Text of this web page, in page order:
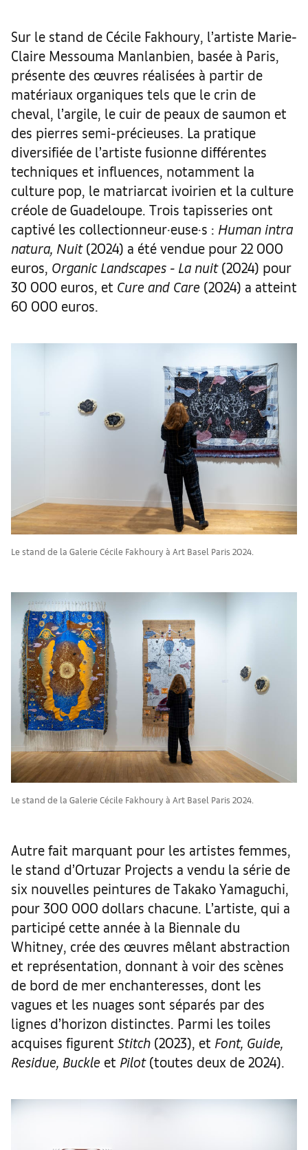
Sur le stand de Cécile Fakhoury, l’artiste Marie-
Claire Messouma Manlanbien, basée à Paris,
présente des œuvres réalisées à partir de
matériaux organiques tels que le crin de
cheval, l’argile, le cuir de peaux de saumon et
des pierres semi-précieuses. La pratique
diversifiée de l’artiste fusionne différentes
techniques et influences, notamment la
culture pop, le matriarcat ivoirien et la culture
créole de Guadeloupe. Trois tapisseries ont
captivé les collectionneur·euse·s : Human intra
natura, Nuit(2024) a été vendue pour 22 000
euros, Organic Landscapes - La nuit(2024) pour
30 000 euros, et Cure and Care (2024) a atteint
60 000 euros.
Le stand de la Galerie Cécile Fakhoury à Art Basel Paris 2024.
Le stand de la Galerie Cécile Fakhoury à Art Basel Paris 2024.
Autre fait marquant pour les artistes femmes,
le stand d’Ortuzar Projects a vendu la série de
six nouvelles peintures de Takako Yamaguchi,
pour 300 000 dollars chacune. L’artiste, qui a
participé cette année à la Biennale du
Whitney, crée des œuvres mêlant abstraction
et représentation, donnant à voir des scènes
de bord de mer enchanteresses, dont les
vagues et les nuages sont séparés par des
lignes d’horizon distinctes. Parmi les toiles
acquises figurent Stitch (2023), et Font, Guide,
Residue, Buckle et Pilot(toutes deux de 2024).